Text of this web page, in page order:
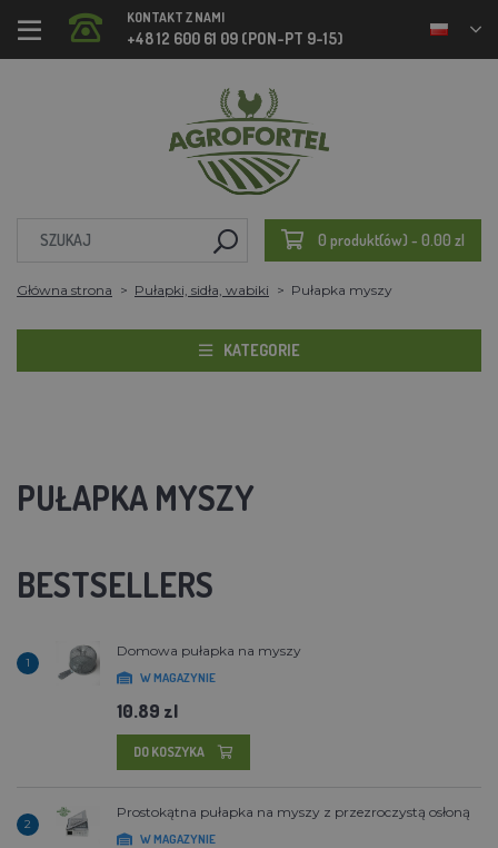
KONTAKT Z NAMI
+48 12 600 61 09 (PON-PT 9-15)
0 produkt(ów) - 0.00 zl
Główna strona Pułapki, sidła, wabiki Pułapka myszy
KATEGORIE
PUŁAPKA MYSZY
BESTSELLERS
1
Domowa pułapka na myszy
W MAGAZYNIE
10.89 zl
DO KOSZYKA
2
Prostokątna pułapka na myszy z przezroczystą osłoną
W MAGAZYNIE